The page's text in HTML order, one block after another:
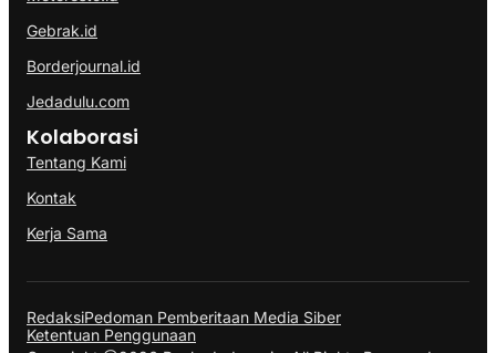
Gebrak.id
Borderjournal.id
Jedadulu.com
Kolaborasi
Tentang Kami
Kontak
Kerja Sama
RedaksiPedoman Pemberitaan Media Siber
Ketentuan Penggunaan